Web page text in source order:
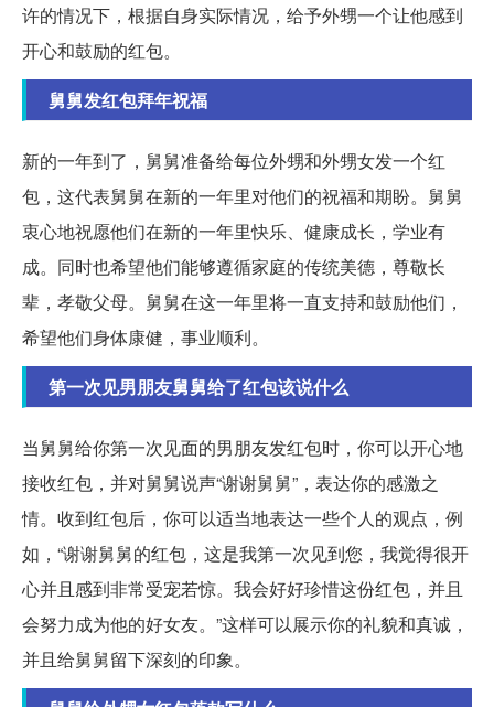
许的情况下，根据自身实际情况，给予外甥一个让他感到
开心和鼓励的红包。
舅舅发红包拜年祝福
新的一年到了，舅舅准备给每位外甥和外甥女发一个红
包，这代表舅舅在新的一年里对他们的祝福和期盼。舅舅
衷心地祝愿他们在新的一年里快乐、健康成长，学业有
成。同时也希望他们能够遵循家庭的传统美德，尊敬长
辈，孝敬父母。舅舅在这一年里将一直支持和鼓励他们，
希望他们身体康健，事业顺利。
第一次见男朋友舅舅给了红包该说什么
当舅舅给你第一次见面的男朋友发红包时，你可以开心地
接收红包，并对舅舅说声“谢谢舅舅”，表达你的感激之
情。收到红包后，你可以适当地表达一些个人的观点，例
如，“谢谢舅舅的红包，这是我第一次见到您，我觉得很开
心并且感到非常受宠若惊。我会好好珍惜这份红包，并且
会努力成为他的好女友。”这样可以展示你的礼貌和真诚，
并且给舅舅留下深刻的印象。